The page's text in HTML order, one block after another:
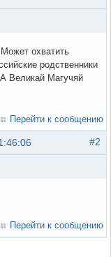
охватить
родственники
Великай Магучяй
Перейти к сообщению
#2
Перейти к сообщению